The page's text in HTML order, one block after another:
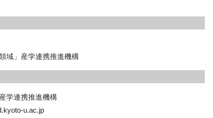
域」産学連携推進機構
学連携推進機構
u.ac.jp